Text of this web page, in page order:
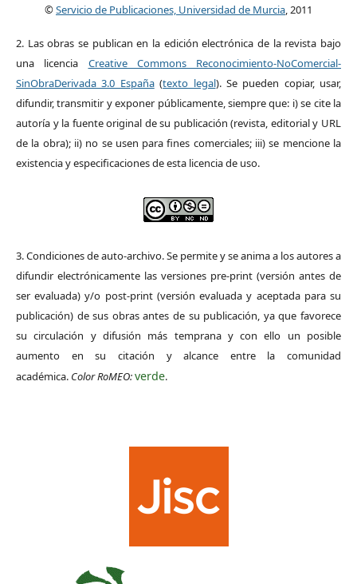
©Servicio de Publicaciones, Universidad de Murcia, 2011
2. Las obras se publican en la edición electrónica de la revista bajo
una licencia Creative Commons Reconocimiento-NoComercial-
SinObraDerivada 3.0 España(texto legal). Se pueden copiar, usar,
difundir, transmitir y exponer públicamente, siempre que: i) se cite la
autoría y la fuente original de su publicación (revista, editorial y URL
de la obra); ii) no se usen para fines comerciales; iii) se mencione la
existencia y especificaciones de esta licencia de uso.
3. Condiciones de auto-archivo. Se permite y se anima a los autores a
difundir electrónicamente las versiones pre-print (versión antes de
ser evaluada) y/o post-print (versión evaluada y aceptada para su
publicación) de sus obras antes de su publicación, ya que favorece
su circulación y difusión más temprana y con ello un posible
aumento en su citación y alcance entre la comunidad
académica. Color RoMEO:verde.